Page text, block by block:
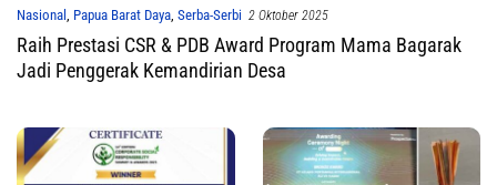
Nasional , Papua Barat Daya, Serba-Serbi 2 Oktober 2025
Raih Prestasi CSR & PDB Award Program Mama Bagarak
Jadi Penggerak Kemandirian Desa